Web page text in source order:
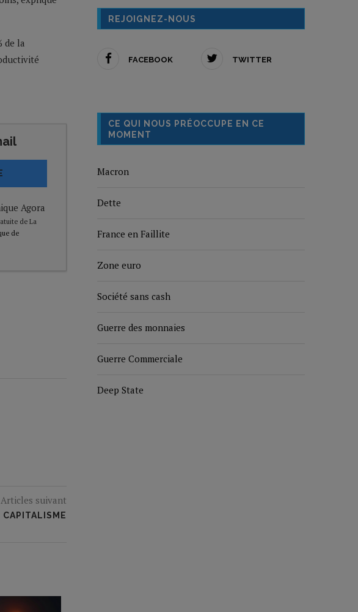
de la
Agora
de La
de
Articles suivant
CAPITALISME
REJOIGNEZ-NOUS
FACEBOOK TWITTER
CE QUI NOUS PRÉOCCUPE EN CE
MOMENT
Macron
Dette
France en Faillite
Zone euro
Société sans cash
Guerre des monnaies
Guerre Commerciale
Deep State